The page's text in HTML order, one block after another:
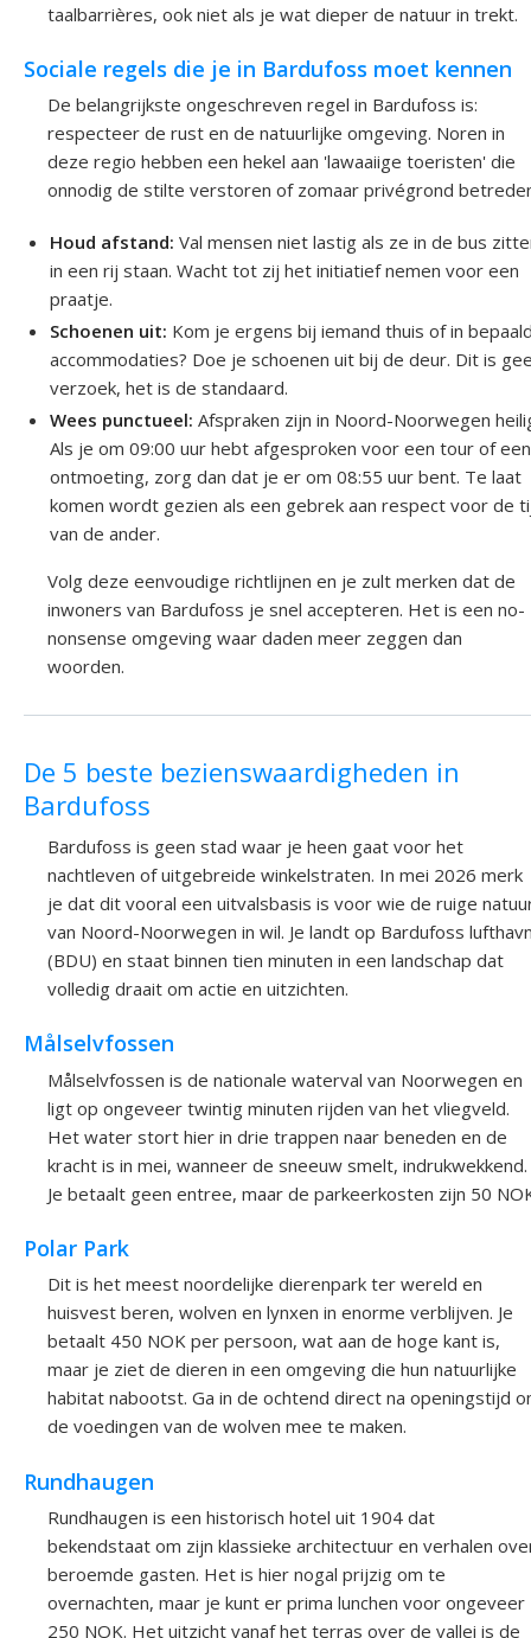
taalbarrières, ook niet als je wat dieper de natuur in trekt.
Sociale regels die je in Bardufoss moet kennen
De belangrijkste ongeschreven regel in Bardufoss is:
respecteer de rust en de natuurlijke omgeving. Noren in
deze regio hebben een hekel aan 'lawaaiige toeristen' die
onnodig de stilte verstoren of zomaar privégrond
Houd afstand: Val mensen niet lastig als ze in de bus
in een rij staan. Wacht tot zij het initiatief nemen voor een
praatje.
Schoenen uit: Kom je ergens bij iemand thuis of in
accommodaties? Doe je schoenen uit bij de deur. Dit is
verzoek, het is de standaard.
Wees punctueel: Afspraken zijn in Noord-Noorwegen
Als je om 09:00 uur hebt afgesproken voor een tour of een
ontmoeting, zorg dan dat je er om 08:55 uur bent. Te laat
komen wordt gezien als een gebrek aan respect voor de
van de ander.
Volg deze eenvoudige richtlijnen en je zult merken dat de
inwoners van Bardufoss je snel accepteren. Het is een no-
nonsense omgeving waar daden meer zeggen dan
woorden.
De 5 beste bezienswaardigheden in
Bardufoss
Bardufoss is geen stad waar je heen gaat voor het
nachtleven of uitgebreide winkelstraten. In mei 2026 merk
je dat dit vooral een uitvalsbasis is voor wie de ruige
van Noord-Noorwegen in wil. Je landt op Bardufoss
(BDU) en staat binnen tien minuten in een landschap dat
volledig draait om actie en uitzichten.
Målselvfossen
Målselvfossen is de nationale waterval van Noorwegen en
ligt op ongeveer twintig minuten rijden van het vliegveld.
Het water stort hier in drie trappen naar beneden en de
kracht is in mei, wanneer de sneeuw smelt, indrukwekkend.
Je betaalt geen entree, maar de parkeerkosten zijn 50
Polar Park
Dit is het meest noordelijke dierenpark ter wereld en
huisvest beren, wolven en lynxen in enorme verblijven. Je
betaalt 450 NOK per persoon, wat aan de hoge kant is,
maar je ziet de dieren in een omgeving die hun natuurlijke
habitat nabootst. Ga in de ochtend direct na openingstijd
de voedingen van de wolven mee te maken.
Rundhaugen
Rundhaugen is een historisch hotel uit 1904 dat
bekendstaat om zijn klassieke architectuur en verhalen
beroemde gasten. Het is hier nogal prijzig om te
overnachten, maar je kunt er prima lunchen voor ongeveer
250 NOK. Het uitzicht vanaf het terras over de vallei is de